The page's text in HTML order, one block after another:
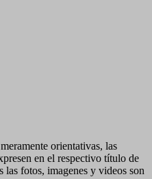
orientativas, las
en el respectivo título de
las fotos, imagenes y videos son